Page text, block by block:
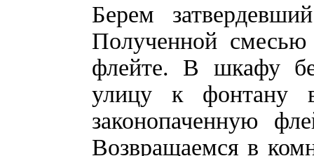
Берем
Полученной смесью
флейте. В шкафу
улицу к фонтану
законопаченную
Возвращаемся в